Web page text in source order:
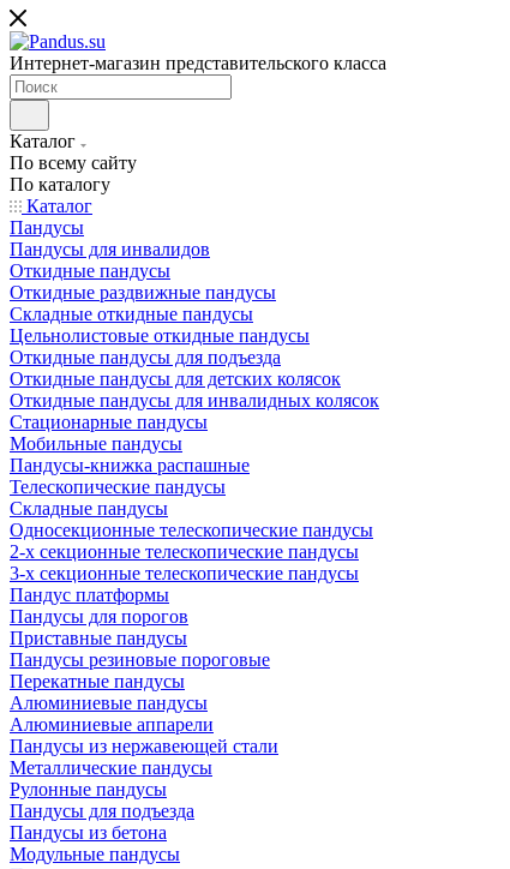
Интернет-магазин представительского класса
Каталог
По всему сайту
По каталогу
Каталог
Пандусы
Пандусы для инвалидов
Откидные пандусы
Откидные раздвижные пандусы
Складные откидные пандусы
Цельнолистовые откидные пандусы
Откидные пандусы для подъезда
Откидные пандусы для детских колясок
Откидные пандусы для инвалидных колясок
Стационарные пандусы
Мобильные пандусы
Пандусы-книжка распашные
Телескопические пандусы
Складные пандусы
Односекционные телескопические пандусы
2-х секционные телескопические пандусы
3-х секционные телескопические пандусы
Пандус платформы
Пандусы для порогов
Приставные пандусы
Пандусы резиновые пороговые
Перекатные пандусы
Алюминиевые пандусы
Алюминиевые аппарели
Пандусы из нержавеющей стали
Металлические пандусы
Рулонные пандусы
Пандусы для подъезда
Пандусы из бетона
Модульные пандусы